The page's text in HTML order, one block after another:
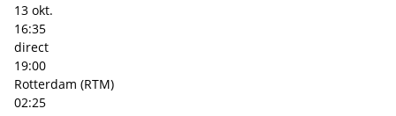
13 okt.
16:35
direct
19:00
Rotterdam (RTM)
02:25